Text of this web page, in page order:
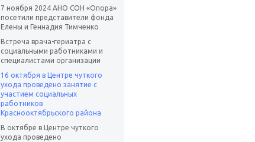
7 ноября 2024 АНО СОН «Опора»
посетили представители фонда
Елены и Геннадия Тимченко
Встреча врача-гериатра с
социальными работниками и
специалистами организации
16 октября в Центре чуткого
ухода проведено занятие с
участием социальных
работников
Краснооктябрьского района
В октябре в Центре чуткого
ухода проведено